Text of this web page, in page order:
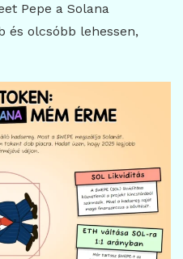
Pepe a Solana
és olcsóbb lehessen,